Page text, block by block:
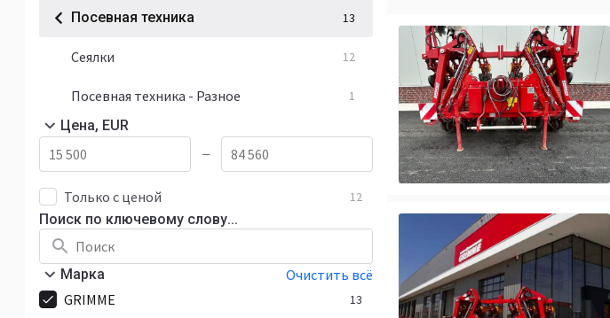
Посевная техника 13
Сеялки 12
Посевная техника - Разное 1
Цена, EUR
—
Только с ценой 12
Поиск по ключевому слову...
Марка
Очистить всё
GRIMME
13